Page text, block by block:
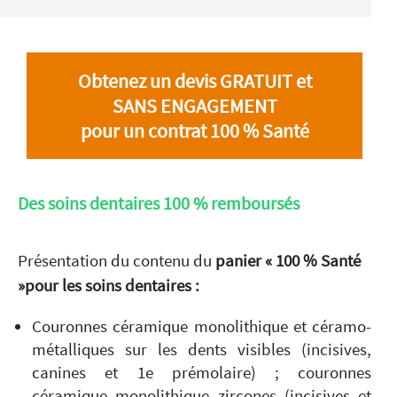
Obtenez un devis GRATUIT et
SANS ENGAGEMENT
pour un contrat 100 % Santé
Des soins dentaires 100 % remboursés
Présentation du contenu du panier « 100 % Santé
»pour les soins dentaires :
Couronnes céramique monolithique et céramo-
métalliques sur les dents visibles (incisives,
canines et 1e prémolaire) ; couronnes